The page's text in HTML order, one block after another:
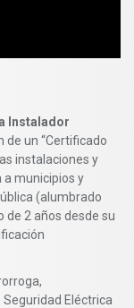
Instalador
de un “Certificado
instalaciones y
municipios y
(alumbrado
de 2 años desde su
Eléctrica